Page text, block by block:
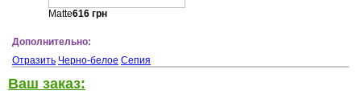
Matte616грн
Дополнительно:
Отразить Черно-белое Сепия
Ваш заказ: